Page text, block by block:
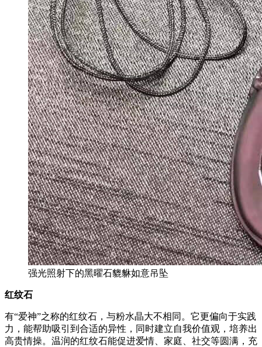
强光照射下的黑曜石貔貅如意吊坠
红纹石
有“爱神”之称的红纹石，与粉水晶大不相同。它更偏向于实践
力，能帮助吸引到合适的异性，同时建立自我价值观，培养出
高贵情操。温润的红纹石能促进爱情、家庭、社交等圆满，充